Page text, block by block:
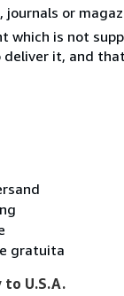
journals or
is not
it, and
gratuita
to U.S.A.